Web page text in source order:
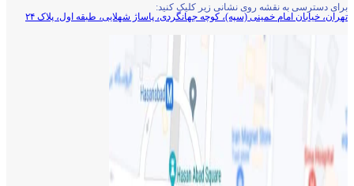
برای دسترسی به نقشه روی نشانی زیر کلیک کنید:
تهران، خیابان امام خمینی (سپه)، کوچه جهانگردی،‌ پاساژ شهلایی، طبقه اول، پلاک ۲۴